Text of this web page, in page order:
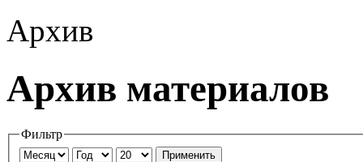
Архив
Архив материалов
Фильтр
Применить